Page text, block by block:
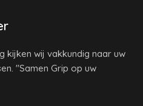
kijken wij vakkundig naar uw
"Samen Grip op uw